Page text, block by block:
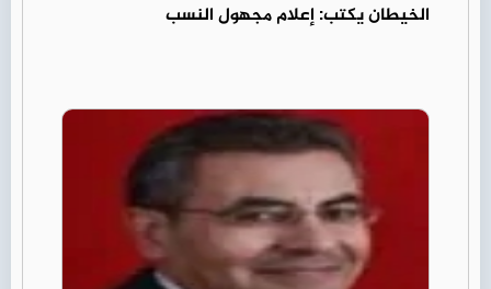
الخيطان يكتب: إعلام مجهول النسب